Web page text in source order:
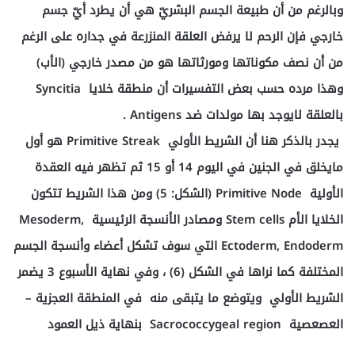
وبالرغم من أن طبيعة الجسم البشريّ هي أن يطرد أيّ جسم
خارجي فإن الرحم لا يرفض العلقة المنزرعة في جداره على الرغم
من أن نصف مكوناتها ومورثاتها هو من مصدر خارجي (الأب)
بالعلقة لايوجد بها مولدات ضد Antigens .
يجدر بالذكر هنا أن الشريط الأولي Primitive Streak هو أول
مايخلق في الجنين في اليوم 14 أو 15 ثم تظهر فيه العقدة
الأولية Primitive Node (الشكل: 5) ومن هذا الشريط تتكون
الخلايا الأم Stem cells ومصادر الأنسجة الرئيسية Mesoderm,
Ectoderm, Endoderm التي سوف تشكل أعضاء وأنسجة الجسم
المختلفة كما نراها في الشكل (6) ، وفي نهاية الأسبوع 3 يضمر
الشريط الأولي ويتوضع ما يتبقى منه في المنطقة العجزية –
العصعصية Sacrococcygeal region بنهاية ذيل العمود